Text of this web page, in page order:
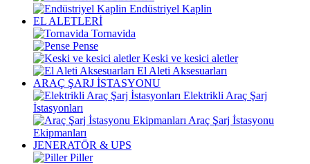
Endüstriyel Kaplin
EL ALETLERİ
Tornavida
Pense
Keski ve kesici aletler
El Aleti Aksesuarları
ARAÇ ŞARJ İSTASYONU
Elektrikli Araç Şarj
İstasyonları
Araç Şarj İstasyonu
Ekipmanları
JENERATÖR & UPS
Piller